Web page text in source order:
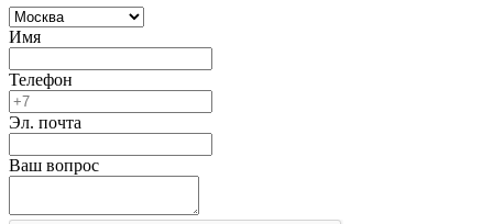
Имя
Телефон
Эл. почта
Ваш вопрос